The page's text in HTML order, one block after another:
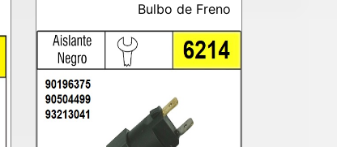
Bulbo de Freno